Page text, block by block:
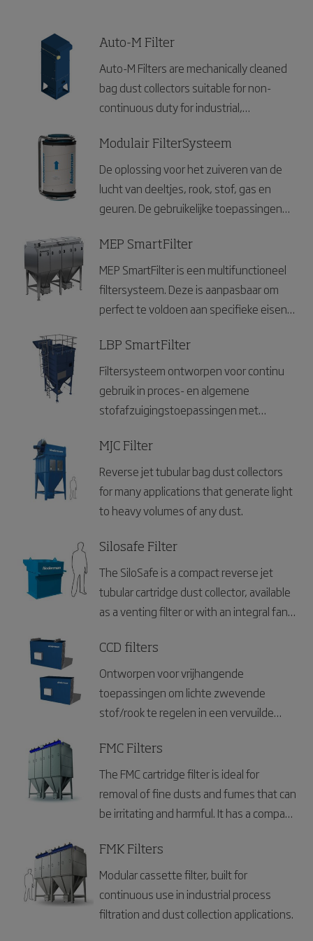
modellen aan de ATEX- en NFPA-
Met meer dan 35.000 installaties
wereldwijd en meer dan 75+ jaar
ervaring is de LBR een bewezen
vertrouwen.
Auto-M Filter
Auto-M Filters are mechanically cleaned
bag dust collectors suitable for non-
continuous duty for industrial,
Modulair FilterSysteem
De oplossing voor het zuiveren van de
lucht van deeltjes, rook, stof, gas en
geuren. De gebruikelijke toepassingen
in laboratoria, voedselverwerking en
geuren en chemische verwerking.
MEP SmartFilter
MEP SmartFilter is een multifunctioneel
filtersysteem. Deze is aanpasbaar om
perfect te voldoen aan specifieke eisen
Geschikt voor alle soorten droog stof en
brandbaar stof en kan worden gebruikt in
verschillende toepassingen zoals
metaalslijpen, metaal snijden, gritstralen
LBP SmartFilter
Filtersysteem ontworpen voor continu
gebruik in proces- en algemene
stofafzuigingstoepassingen met
MJC Filter
Reverse jet tubular bag dust collectors
for many applications that generate light
to heavy volumes of any dust.
Silosafe Filter
The SiloSafe is a compact reverse jet
tubular cartridge dust collector, available
as a venting filter or with an integral fan,
bin venting applications.
CCD filters
Ontworpen voor vrijhangende
toepassingen om lichte zwevende
stof/rook te regelen in een vervuilde
FMC Filters
The FMC cartridge filter is ideal for
removal of fine dusts and fumes that can
be irritating and harmful. It has a compact
system for easy maintenance..
FMK Filters
Modular cassette filter, built for
continuous use in industrial process
filtration and dust collection applications.